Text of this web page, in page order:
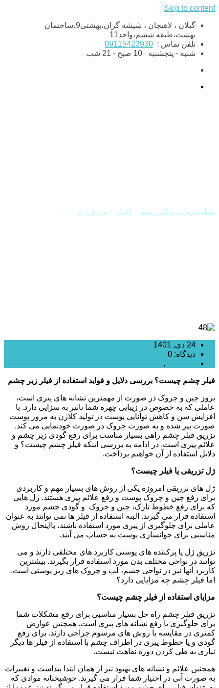
Skip to content
گیلان ، لاهیجان ، شیشه گران،بهشتی9،ساختمان
بهشت،طبقه ششم،واحد11
تلفن تماس : 09115423930
شنبه - پنجشنبه
مطب زیبایی و لیزر میها اخبار تزریق ژل
24 دی, 1401
دیدگاه: 0
,
فیلر چشم چیست؟ بررسی دلایل و فواید استفاده از فیلر زیر چشم
بروز چین و چروک در صورت از مهمترین نشانه های پیری است،
عاملی که به خصوص در زیبایی چهره شما تاثیر به سزایی دارد. با
افزایش سن و کاهش توانایی پوست در تولید کلاژن به مرور پوست
صورت پیر شده و به صورت چروک در صورت خودنمایی می کند.
تزریق فیلر چشم راهی بسیار مناسب برای رفع گودی زیر چشم و
علائم پیری است. در ادامه به بررسی اینکه فیلر چشم چیست؟ و
دلایل استفاده از آن خواهیم پرداخت.
ژل تزریقی یا فیلر چیست؟
ژل های تزریقی امروزه یکی از روش های بسیار مهم و کاربردی
برای رفع چین و چروک پوست و رفع علائم پیری هستند. ژل هایی
که برای رفع خطوط نازک، چین و چروک و گودی چشم مورد
استفاده قرار می گیرند. البته استفاده از فیلر ها نمی توانند به عنوان
عاملی برای جلوگیری از پیری مورد استفاده باشند، بااینحال روش
مناسبی برای جوانسازی پوست به حساب می آیند.
تزریق ژل یا پرکننده های پوستی کاربرد های مختلفی دارند و می
توانند در نواحی مختلف بدن مورد استفاده قرار بگیرند. بیشترین
کاربرد آنها نیز در نواحی چشم، لب و چروک های ریز پوستی است.
اما فیلر چشم چه مزایایی دارد؟
مزایای استفاده از فیلر چشم چیست؟
تزریق فیلر چشم راه حل بسیار مناسبی برای رفع مشکلات شما
برای جلوگیری یا رفع نشانه های پیری است. همچنین عوارض
کمتری در مقایسه با روش های مرسوم جراحی دارند. برای رفع
گودی و یا خطوط پیری در اطراف چشم با استفاده از فیلر ها دیگر
نیازی به طی کردن دوره نقاهت نیست.
همچنین علائم و نشانه های بهبود نیز از همان ابتدا پیداست و تغییرات
به صورت آنی در اختیار شما قرار می گیرند. خوشبختانه موادی که